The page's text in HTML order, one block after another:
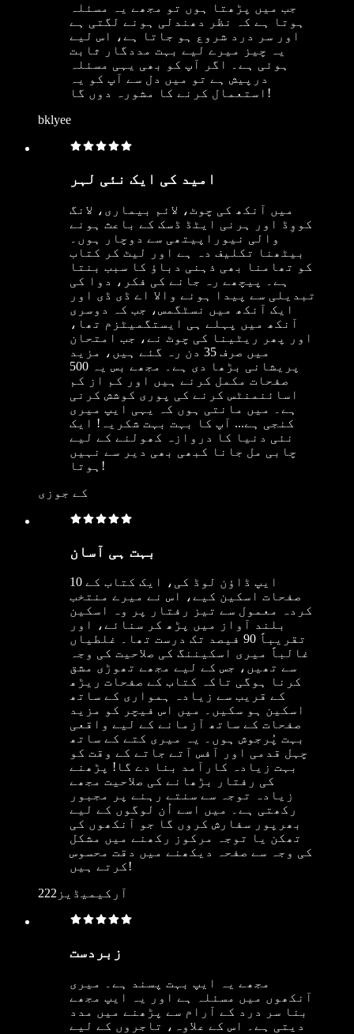
جب میں پڑھتا ہوں تو مجھے یہ مسئلہ
ہوتا ہے کہ نظر دھندلی ہونے لگتی ہے
اور سر درد شروع ہو جاتا ہے، اس لیے
یہ چیز میرے لیے بہت مددگار ثابت
ہوئی ہے۔ اگر آپ کو بھی یہی مسئلہ
درپیش ہے تو میں دل سے آپ کو یہ
استعمال کرنے کا مشورہ دوں گا!
bklyee
امید کی ایک نئی لہر
میں آنکھ کی چوٹ، لائم بیماری، لانگ
کووِڈ اور ہرنی ایٹڈ ڈسک کے باعث ہونے
والی نیوراپیتھی سے دوچار ہوں۔
بیٹھنا تکلیف دہ ہے اور لیٹ کر کتاب
کو تھامنا بھی ذہنی دباؤ کا سبب بنتا
ہے۔ پیچھے رہ جانے کی فکر، دوا کی
تبدیلی سے پیدا ہونے والا اے ڈی ڈی اور
ایک آنکھ میں نسٹگمس، جب کہ دوسری
آنکھ میں پہلے ہی ایستگمیٹزم تھا،
اور پھر ریٹینا کی چوٹ نے، جب امتحان
میں صرف 35 دن رہ گئے ہیں، مزید
پریشانی بڑھا دی ہے۔ مجھے بس یہ 500
صفحات مکمل کرنے ہیں اور کم از کم
اسائنمنٹس کرنے کی پوری کوشش کرنی
ہے۔ میں مانتی ہوں کہ یہی ایپ میری
کنجی ہے... آپ کا بہت بہت شکریہ! ایک
نئی دنیا کا دروازہ کھولنے کے لیے
چابی مل جانا کبھی بھی دیر سے نہیں
ہوتا!
کے جوزی
بہت ہی آسان
ایپ ڈاؤن لوڈ کی، ایک کتاب کے 10
صفحات اسکین کیے، اس نے میرے منتخب
کردہ معمول سے تیز رفتار پر وہ اسکین
بلند آواز میں پڑھ کر سنائے، اور
تقریباً 90 فیصد تک درست تھا۔ غلطیاں
غالباً میری اسکیننگ کی صلاحیت کی وجہ
سے تھیں، جس کے لیے مجھے تھوڑی مشق
کرنا ہوگی تاکہ کتاب کے صفحات ریڑھ
کے قریب سے زیادہ ہمواری کے ساتھ
اسکین ہو سکیں۔ میں اس فیچر کو مزید
صفحات کے ساتھ آزمانے کے لیے واقعی
بہت پُرجوش ہوں۔ یہ میری کتے کے ساتھ
چہل قدمی اور آفس آتے جاتے کے وقت کو
بہت زیادہ کارآمد بنا دے گا! پڑھنے
کی رفتار بڑھانے کی صلاحیت مجھے
زیادہ توجہ سے سنتے رہنے پر مجبور
رکھتی ہے۔ میں اسے اُن لوگوں کے لیے
بھرپور سفارش کروں گا جو آنکھوں کی
تھکن یا توجہ مرکوز رکھنے میں مشکل
کی وجہ سے صفحہ دیکھنے میں دقت محسوس
کرتے ہیں!
آرکیمیڈیز222
زبردست
مجھے یہ ایپ بہت پسند ہے۔ میری
آنکھوں میں مسئلہ ہے اور یہ ایپ مجھے
بنا سر درد کے آرام سے پڑھنے میں مدد
دیتی ہے۔ اس کے علاوہ، تاجروں کے لیے